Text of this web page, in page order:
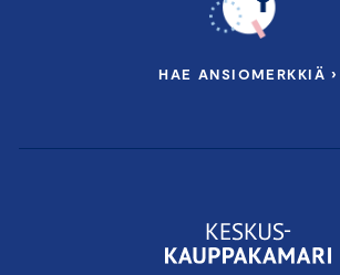
HAE ANSIOMERKKIÄ ›